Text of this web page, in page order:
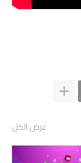
عرض الكل